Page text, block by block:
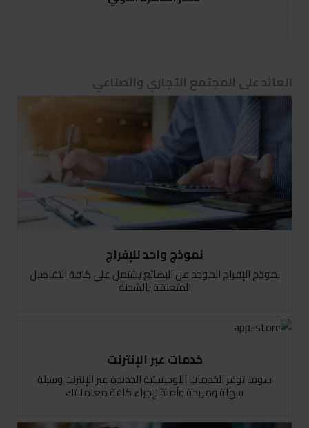
العائد على المجتمع التجاري والصناعي
نموذج واحد للإفراج
نموذج الإفراج الموحد عن البضائع يشتمل علي كافة التفاصيل
المتعلقة بالشحنة
خدمات عبر الإنترنت
سوف توفر الخدمات اللوجيستية الجديدة عبر الإنترنت وسيلة
سهلة ومريحة وآمنة لإجراء كافة معاملاتك